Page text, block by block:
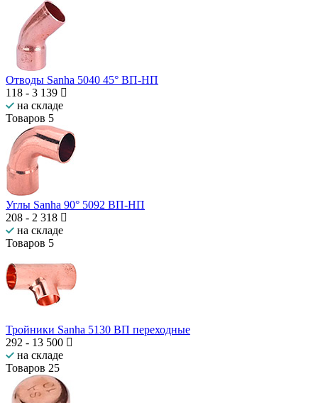
Отводы Sanha 5040 45° ВП-НП
118 - 3 139
на складе
Товаров 5
Углы Sanha 90° 5092 ВП-НП
208 - 2 318
на складе
Товаров 5
Тройники Sanha 5130 ВП переходные
292 - 13 500
на складе
Товаров 25